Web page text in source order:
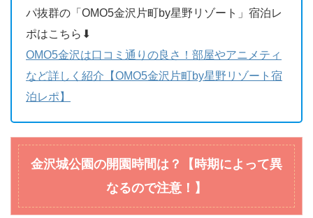
パ抜群の「OMO5金沢片町by星野リゾート」宿泊レ
ポはこちら⬇︎
OMO5金沢は口コミ通りの良さ！部屋やアニメティ
など詳しく紹介【OMO5金沢片町by星野リゾート宿
泊レポ】
金沢城公園の開園時間は？【時期によって異
なるので注意！】